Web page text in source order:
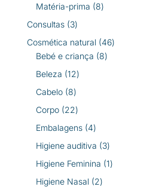
Matéria-prima 88
Consultas 33
produtos
Cosmética natural 4646
Bebé e criança 88
Beleza 1212
Cabelo 88
produtos
Corpo 2222
produtos
Embalagens 44
produtos
Higiene auditiva 33
produtos
Higiene Feminina 11
Higiene Nasal 22